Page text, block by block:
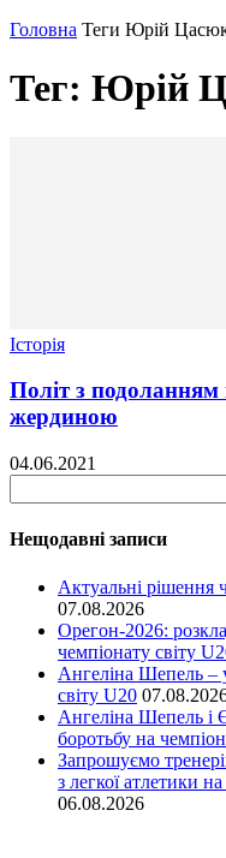
Головна Теги Юрій
Тег: Юрій
Історія
Політ з подоланням
жердиною
04.06.2021
Нещодавні записи
Актуальні рішення
07.08.2026
Орегон-2026:
чемпіонату світу
Ангеліна Шепель –
світу U20
Ангеліна Шепель
боротьбу на
Запрошуємо
з легкої атлетики
06.08.2026